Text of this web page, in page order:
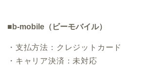
■b-mobile（ビーモバイル）
・支払方法：クレジットカード
・キャリア決済：未対応